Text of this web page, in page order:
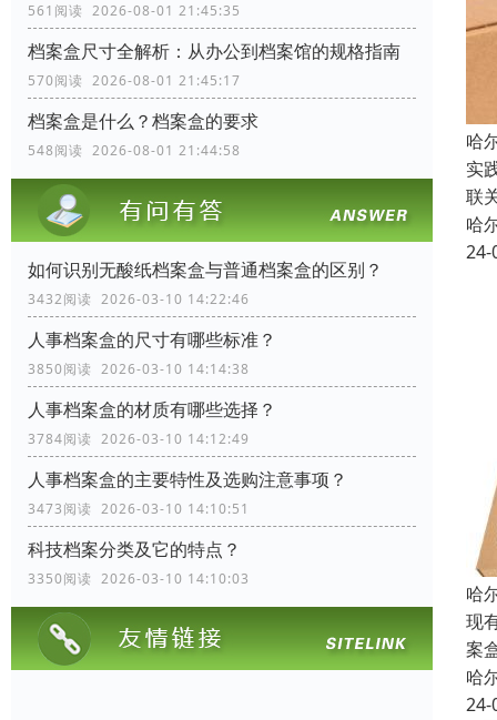
561阅读 2026-08-01 21:45:35
档案盒尺寸全解析：从办公到档案馆的规格指南
570阅读 2026-08-01 21:45:17
档案盒是什么？档案盒的要求
548阅读 2026-08-01 21:44:58
如何识别无酸纸档案盒与普通档案盒的区别？
3432阅读 2026-03-10 14:22:46
人事档案盒的尺寸有哪些标准？
3850阅读 2026-03-10 14:14:38
人事档案盒的材质有哪些选择？
3784阅读 2026-03-10 14:12:49
人事档案盒的主要特性及选购注意事项？
3473阅读 2026-03-10 14:10:51
科技档案分类及它的特点？
3350阅读 2026-03-10 14:10:03
哈
实
联
哈
24-
哈
现
案
哈
24-